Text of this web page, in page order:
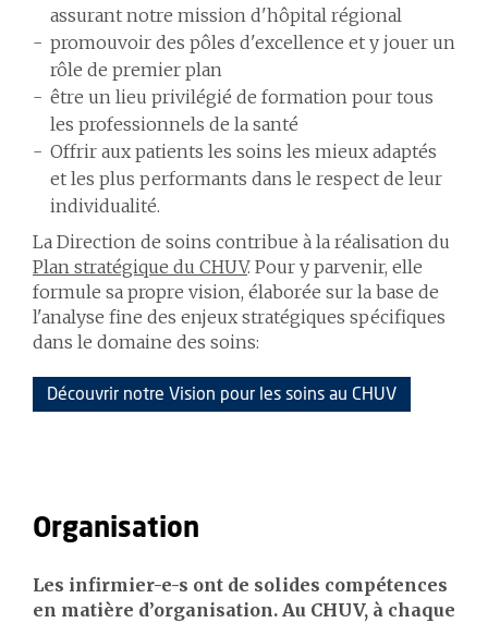
assurant notre mission d'hôpital régional
promouvoir des pôles d'excellence et y jouer un
rôle de premier plan
être un lieu privilégié de formation pour tous
les professionnels de la santé
Offrir aux patients les soins les mieux adaptés
et les plus performants dans le respect de leur
individualité.
La Direction de soins contribue à la réalisation du
Plan stratégique du CHUV. Pour y parvenir, elle
formule sa propre vision, élaborée sur la base de
l'analyse fine des enjeux stratégiques spécifiques
dans le domaine des soins:
Découvrir notre Vision pour les soins au CHUV
Organisation
Les infirmier-e-s ont de solides compétences
en matière d’organisation. Au CHUV, à chaque